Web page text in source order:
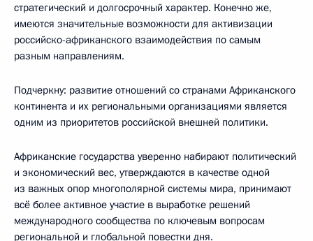
стратегический и долгосрочный характер. Конечно же,
имеются значительные возможности для активизации
российско-африканского взаимодействия по самым
разным направлениям.
Подчеркну: развитие отношений со странами Африканского
континента и их региональными организациями является
одним из приоритетов российской внешней политики.
Африканские государства уверенно набирают политический
и экономический вес, утверждаются в качестве одной
из важных опор многополярной системы мира, принимают
всё более активное участие в выработке решений
международного сообщества по ключевым вопросам
региональной и глобальной повестки дня.